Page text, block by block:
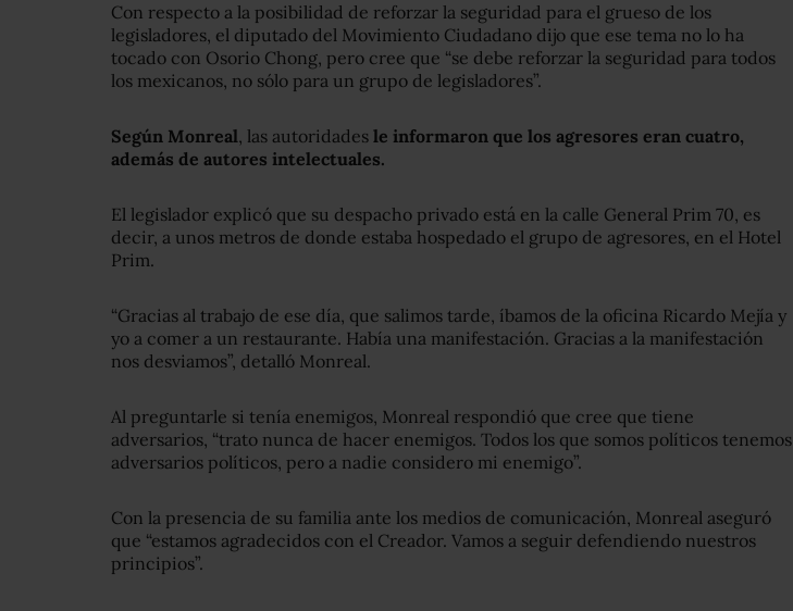
Con respecto a la posibilidad de reforzar la seguridad para el grueso de los
legisladores, el diputado del Movimiento Ciudadano dijo que ese tema no lo ha
tocado con Osorio Chong, pero cree que “se debe reforzar la seguridad para todos
los mexicanos, no sólo para un grupo de legisladores”.
Según Monreal, las autoridades le informaron que los agresores eran cuatro,
además de autores intelectuales.
El legislador explicó que su despacho privado está en la calle General Prim 70, es
decir, a unos metros de donde estaba hospedado el grupo de agresores, en el Hotel
Prim.
“Gracias al trabajo de ese día, que salimos tarde, íbamos de la oficina Ricardo Mejía y
yo a comer a un restaurante. Había una manifestación. Gracias a la manifestación
nos desviamos”, detalló Monreal.
Al preguntarle si tenía enemigos, Monreal respondió que cree que tiene
adversarios, “trato nunca de hacer enemigos. Todos los que somos políticos tenemos
adversarios políticos, pero a nadie considero mi enemigo”.
Con la presencia de su familia ante los medios de comunicación, Monreal aseguró
que “estamos agradecidos con el Creador. Vamos a seguir defendiendo nuestros
principios”.